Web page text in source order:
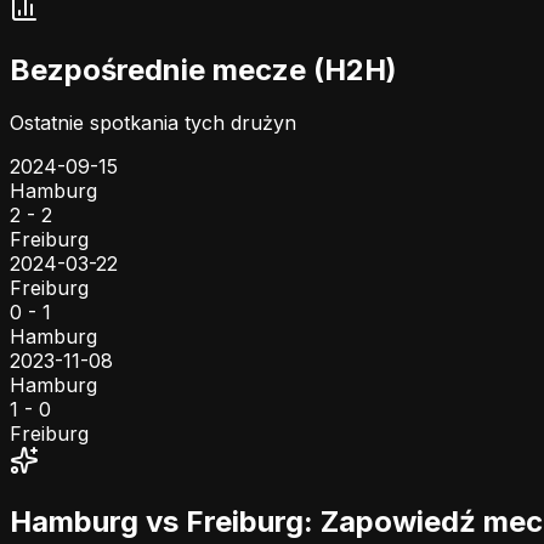
Bezpośrednie mecze (H2H)
Ostatnie spotkania tych drużyn
2024-09-15
Hamburg
2 - 2
Freiburg
2024-03-22
Freiburg
0 - 1
Hamburg
2023-11-08
Hamburg
1 - 0
Freiburg
Hamburg vs Freiburg: Zapowiedź